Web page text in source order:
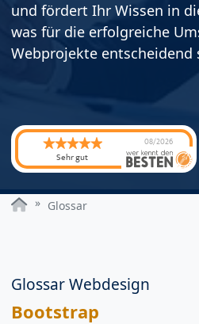
und fördert Ihr Wissen in
was für die erfolgreiche
Webprojekte entscheidend
Sehr gut
08/2026
Glossar
Glossar Webdesign
Bootstrap